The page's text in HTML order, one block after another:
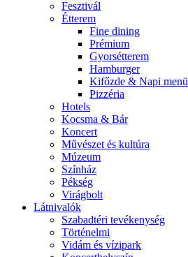
Fesztivál
Étterem
Fine dining
Prémium
Gyorsétterem
Hamburger
Kifőzde & Napi menü
Pizzéria
Hotels
Kocsma & Bár
Koncert
Művészet és kultúra
Múzeum
Színház
Pékség
Virágbolt
Látnivalók
Szabadtéri tevékenység
Történelmi
Vidám és vízipark